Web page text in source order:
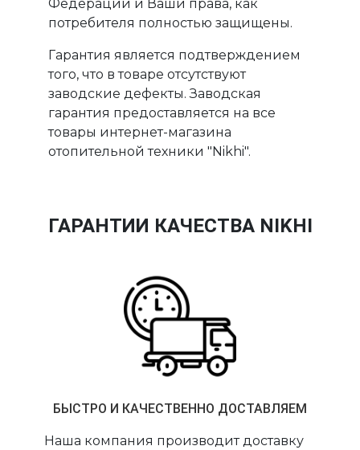
Федерации и Ваши права, как
потребителя полностью защищены.
Гарантия является подтверждением
того, что в товаре отсутствуют
заводские дефекты. Заводская
гарантия предоставляется на все
товары интернет-магазина
отопительной техники "Nikhi".
ГАРАНТИИ КАЧЕСТВА NIKHI
БЫСТРО И КАЧЕСТВЕННО ДОСТАВЛЯЕМ
Наша компания производит доставку